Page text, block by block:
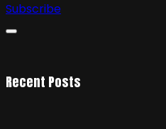
Subscribe
Recent Posts